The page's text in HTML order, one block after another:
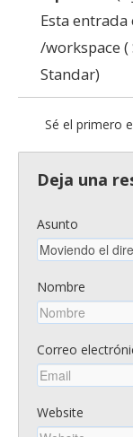
Esta
/workspace (
Standar)
Sé el primero
Deja una
Asunto
Nombre
Correo
Website